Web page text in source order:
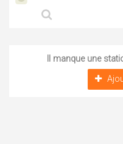
Il manque une